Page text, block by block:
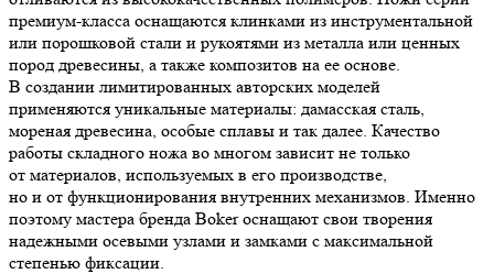
премиум-класса оснащаются клинками из инструментальной
или порошковой стали и рукоятями из металла или ценных
пород древесины, а также композитов на ее основе.
В создании лимитированных авторских моделей
применяются уникальные материалы: дамасская сталь,
мореная древесина, особые сплавы и так далее. Качество
работы складного ножа во многом зависит не только
от материалов, используемых в его производстве,
но и от функционирования внутренних механизмов. Именно
поэтому мастера бренда Boker оснащают свои творения
надежными осевыми узлами и замками с максимальной
степенью фиксации.